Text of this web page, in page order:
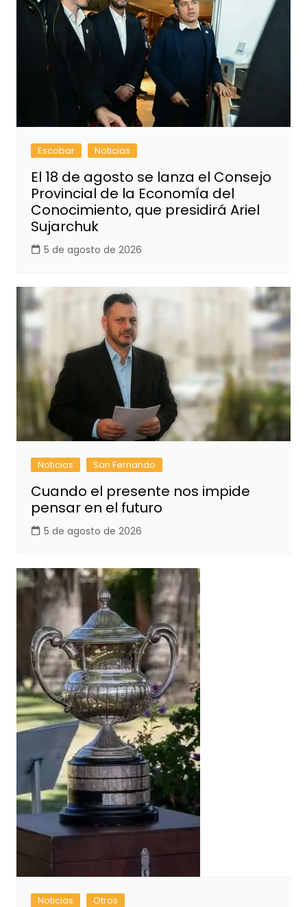
Escobar Noticias
El 18 de agosto se lanza el Consejo
Provincial de la Economía del
Conocimiento, que presidirá Ariel
Sujarchuk
5 de agosto de 2026
Noticias San Fernando
Cuando el presente nos impide
pensar en el futuro
5 de agosto de 2026
Noticias Otros